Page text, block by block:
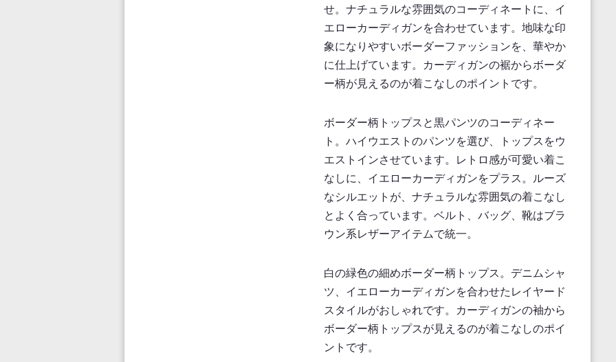
せ。ナチュラルな雰囲気のコーディネートに、イ
エローカーディガンを合わせています。地味な印
象になりやすいボーダーファッションを、華やか
に仕上げています。カーディガンの裾からボーダ
ー柄が見えるのが着こなしのポイントです。
ボーダー柄トップスと黒パンツのコーディネー
ト。ハイウエストのパンツを選び、トップスをウ
エストインさせています。レトロ感が可愛い着こ
なしに、イエローカーディガンをプラス。ルーズ
なシルエットが、ナチュラルな雰囲気の着こなし
とよく合っています。ベルト、バッグ、靴はブラ
ウン系レザーアイテムで統一。
白の緑色の細めボーダー柄トップス。デニムシャ
ツ、イエローカーディガンを合わせたレイヤード
スタイルがおしゃれです。カーディガンの袖から
ボーダー柄トップスが見えるのが着こなしのポイ
ントです。